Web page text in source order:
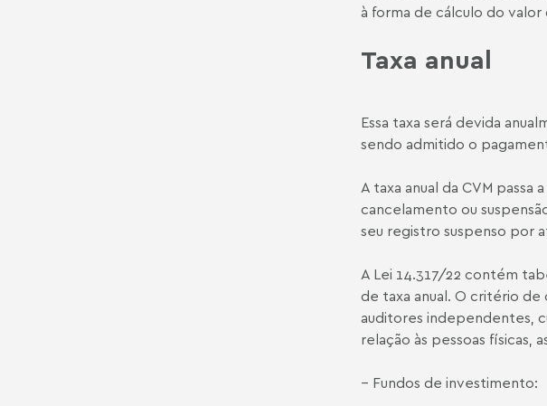
à forma de cálculo do
Taxa anual
Essa taxa será devida
sendo admitido o
A taxa anual da CVM
cancelamento ou
seu registro suspenso por
A Lei 14.317/22 contém
de taxa anual. O critério
auditores independentes,
relação às pessoas físicas,
– Fundos de investimento: